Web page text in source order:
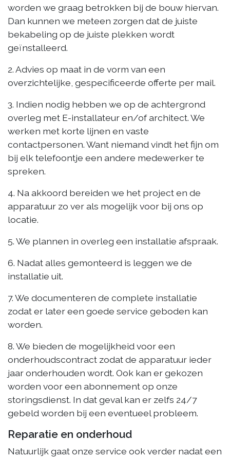
worden we graag betrokken bij de bouw hiervan.
Dan kunnen we meteen zorgen dat de juiste
bekabeling op de juiste plekken wordt
geïnstalleerd.
2. Advies op maat in de vorm van een
overzichtelijke, gespecificeerde offerte per mail.
3. Indien nodig hebben we op de achtergrond
overleg met E-installateur en/of architect. We
werken met korte lijnen en vaste
contactpersonen. Want niemand vindt het fijn om
bij elk telefoontje een andere medewerker te
spreken.
4. Na akkoord bereiden we het project en de
apparatuur zo ver als mogelijk voor bij ons op
locatie.
5. We plannen in overleg een installatie afspraak.
6. Nadat alles gemonteerd is leggen we de
installatie uit.
7. We documenteren de complete installatie
zodat er later een goede service geboden kan
worden.
8. We bieden de mogelijkheid voor een
onderhoudscontract zodat de apparatuur ieder
jaar onderhouden wordt. Ook kan er gekozen
worden voor een abonnement op onze
storingsdienst. In dat geval kan er zelfs 24/7
gebeld worden bij een eventueel probleem.
Reparatie en onderhoud
Natuurlijk gaat onze service ook verder nadat een